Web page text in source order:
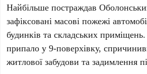
Найбільше постраждав
зафіксовані масові пожежі
будинків та складських
припало у9-поверхівку,
житлової забудови та задимлення